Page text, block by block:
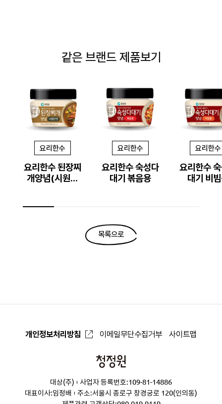
같은 브랜드 제품보기
요리한수
요리한수 된장찌
개양념(시원한
요리한수
요리한수 숙성다
대기 볶음용
요리한수
요리한수
대기 비
목록으로
개인정보처리방침 이메일무단수집거부 사이트맵
청
원
대상(주)
사업자 등록번호:109-81-14886
대표이사:임정배
주소:서울시 종로구 창경궁로 120(인의동)